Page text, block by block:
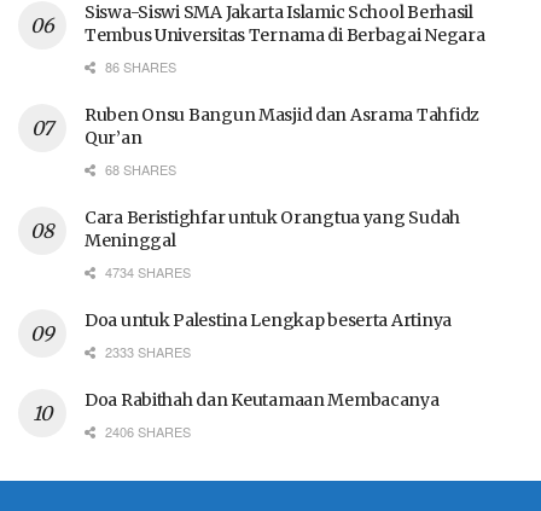
Siswa-Siswi SMA Jakarta Islamic School Berhasil
Tembus Universitas Ternama di Berbagai Negara
86 SHARES
Ruben Onsu Bangun Masjid dan Asrama Tahfidz
Qur’an
68 SHARES
Cara Beristighfar untuk Orangtua yang Sudah
Meninggal
4734 SHARES
Doa untuk Palestina Lengkap beserta Artinya
2333 SHARES
Doa Rabithah dan Keutamaan Membacanya
2406 SHARES